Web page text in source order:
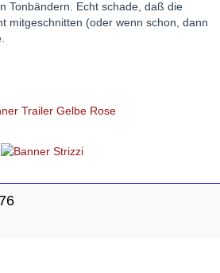
Tonbändern. Echt schade, daß die
mitgeschnitten (oder wenn schon, dann